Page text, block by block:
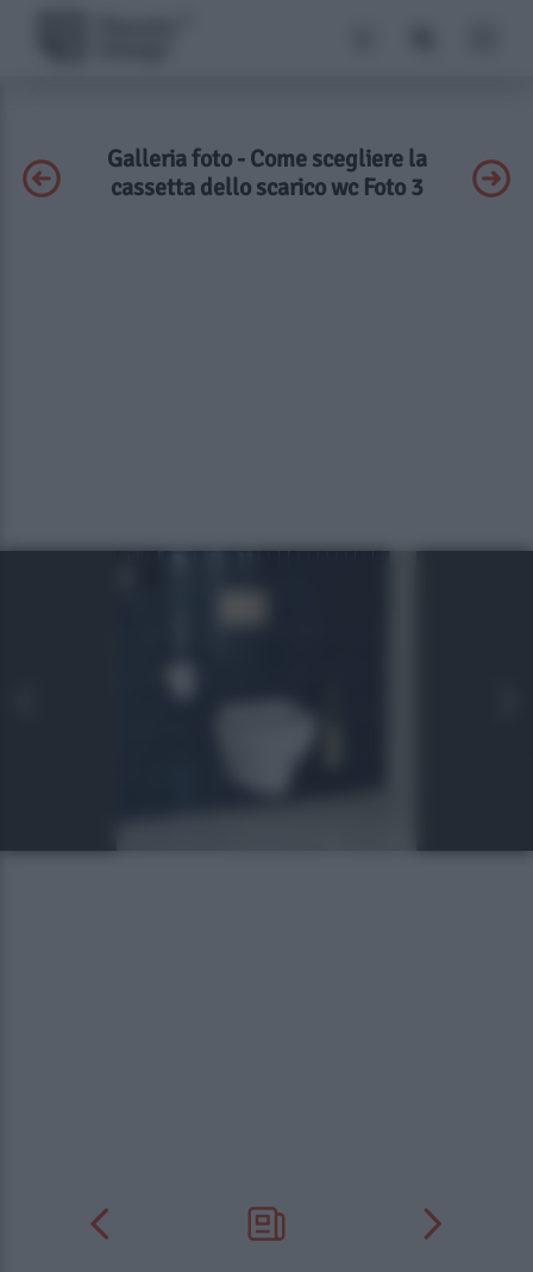
Galleria foto - Come scegliere la
cassetta dello scarico wc Foto 3